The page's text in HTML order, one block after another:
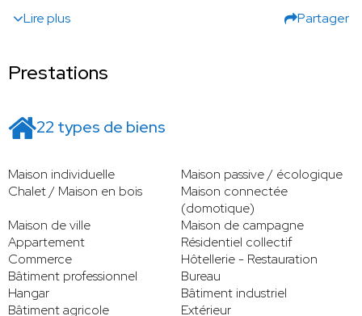
Lire plus
Partager
Prestations
22 types de biens
Maison individuelle
Maison passive / écologique
Chalet / Maison en bois
Maison connectée
(domotique)
Maison de ville
Maison de campagne
Appartement
Résidentiel collectif
Commerce
Hôtellerie - Restauration
Bâtiment professionnel
Bureau
Hangar
Bâtiment industriel
Bâtiment agricole
Extérieur